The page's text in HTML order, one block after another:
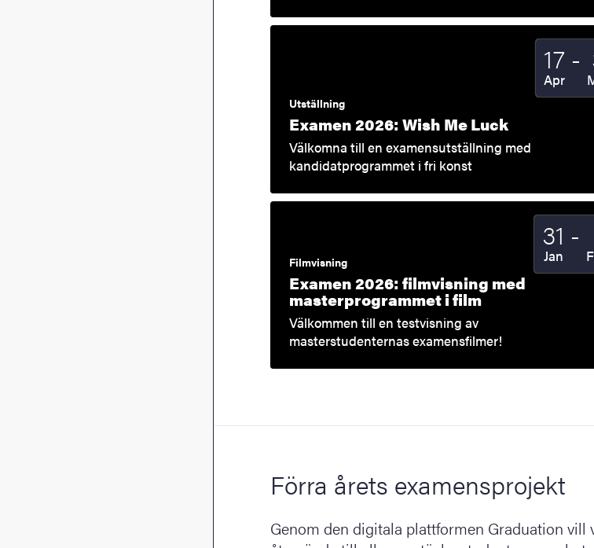
Utställning
Examen 2026: Wish Me Luck
Välkomna till en examensutställning med
kandidatprogrammet i fri konst
17
Apr
2026 -
Filmvisning
Examen 2026: filmvisning med
masterprogrammet i film
Välkommen till en testvisning av
masterstudenternas examensfilmer!
31
Jan
2026 -
Förra årets examensprojekt
Genom den digitala plattformen Graduation